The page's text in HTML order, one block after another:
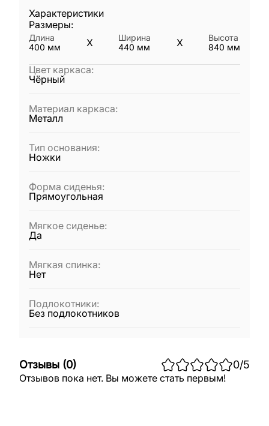
Характеристики
Размеры:
Длина
400 мм X
Ширина
440 мм X
Высота
840 мм
Цвет каркаса:
Чёрный
Материал каркаса:
Металл
Тип основания:
Ножки
Форма сиденья:
Прямоугольная
Мягкое сиденье:
Да
Мягкая спинка:
Нет
Подлокотники:
Без подлокотников
Отзывы (0) 0/5
Отзывов пока нет. Вы можете стать первым!